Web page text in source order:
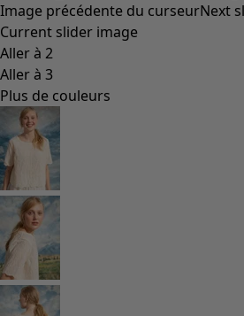
Image précédente du curseurNext
Current slider image
Aller à 2
Aller à 3
Plus de couleurs